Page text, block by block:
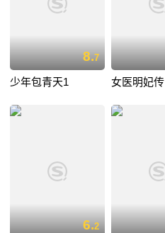
8.7
少年包青天1 女医明妃传
6.2